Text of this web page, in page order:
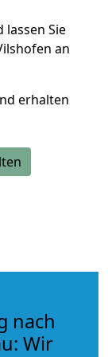
lassen Sie
an
erhalten
nach
Wir